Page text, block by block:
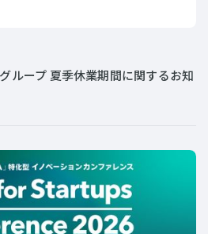
ループ 夏季休業期間に関するお知